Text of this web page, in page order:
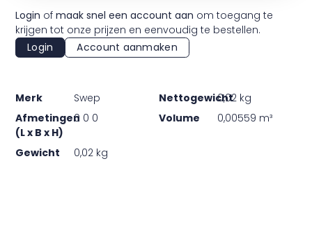
Login of maak snel een account aan om toegang te
krijgen tot onze prijzen en eenvoudig te bestellen.
Login
Account aanmaken
Merk Swep Nettogewicht0,02 kg
Afmetingen
(L x B x H)
0 0 0 Volume 0,00559 m³
Gewicht 0,02 kg